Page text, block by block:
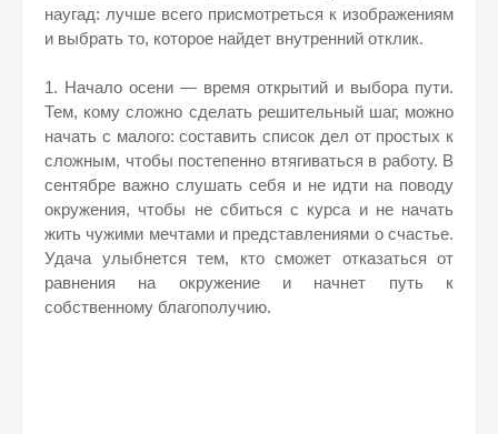
наугад: лучше всего присмотреться к изображениям
и выбрать то, которое найдет внутренний отклик.
1. Начало осени — время открытий и выбора пути.
Тем, кому сложно сделать решительный шаг, можно
начать с малого: составить список дел от простых к
сложным, чтобы постепенно втягиваться в работу. В
сентябре важно слушать себя и не идти на поводу
окружения, чтобы не сбиться с курса и не начать
жить чужими мечтами и представлениями о счастье.
Удача улыбнется тем, кто сможет отказаться от
равнения на окружение и начнет путь к
собственному благополучию.